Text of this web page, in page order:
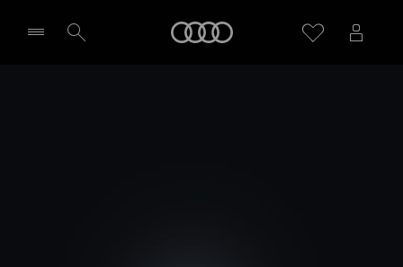
Design i wyposażenie